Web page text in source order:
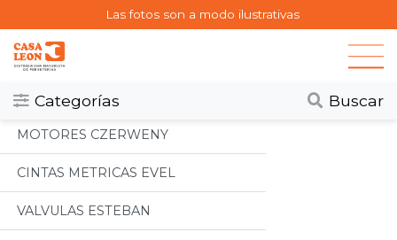
Las fotos son a modo ilustrativas
Categorías Buscar
Categorias
Todos
MOTORES CZERWENY
CINTAS METRICAS EVEL
VALVULAS ESTEBAN